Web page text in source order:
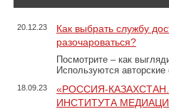
20.12.23
Как выбрать службу
разочароваться?
Посмотрите – как
Используются
18.09.23
«РОССИЯ-
ИНСТИТУТА